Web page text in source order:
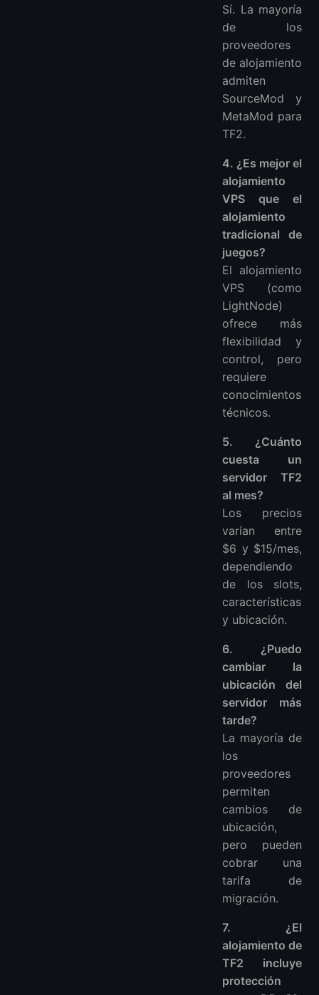
Sí. La mayoría
de los
proveedores
de alojamiento
admiten
SourceMod y
MetaMod para
TF2.
4. ¿Es mejor el
alojamiento
VPS que el
alojamiento
tradicional de
juegos?
El alojamiento
VPS (como
LightNode)
ofrece más
flexibilidad y
control, pero
requiere
conocimientos
técnicos.
5. ¿Cuánto
cuesta un
servidor TF2
al mes?
Los precios
varían entre
$6 y $15/mes,
dependiendo
de los slots,
características
y ubicación.
6. ¿Puedo
cambiar la
ubicación del
servidor más
tarde?
La mayoría de
los
proveedores
permiten
cambios de
ubicación,
pero pueden
cobrar una
tarifa de
migración.
7. ¿El
alojamiento de
TF2 incluye
protección